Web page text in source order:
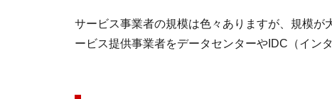
サービス事業者の規模は色々ありますが、規模
ービス提供事業者をデータセンターやIDC（イン